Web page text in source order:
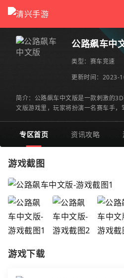
公路飙车中
类型： 赛车竞速
更新时间：2023-
简介：公路飙车中文版是一款刺激的
文版游戏里，玩家将扮演一名赛车手，
专区首页 资讯攻略
游戏截图
游戏下载